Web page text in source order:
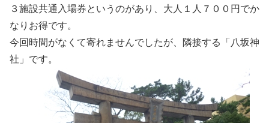
３施設共通入場券というのがあり、大人１人７００円でか
なりお得です。
今回時間がなくて寄れませんでしたが、隣接する「八坂神
社」です。